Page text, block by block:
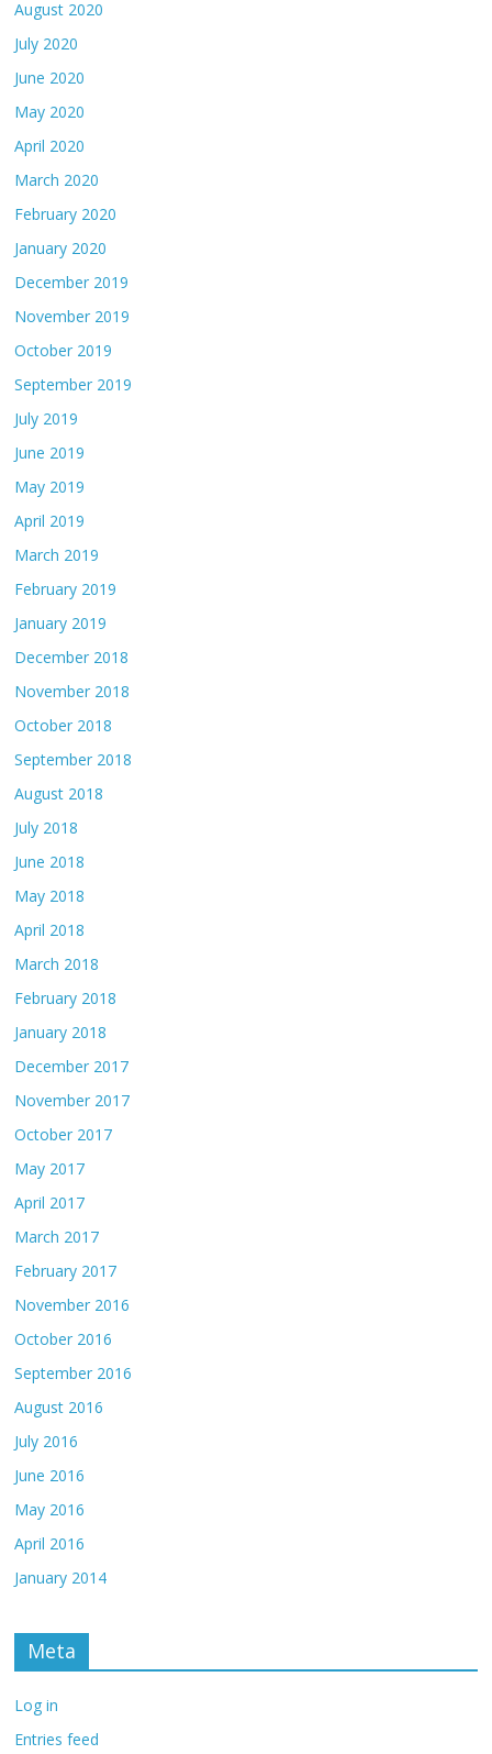
August 2020
July 2020
June 2020
May 2020
April 2020
March 2020
February 2020
January 2020
December 2019
November 2019
October 2019
September 2019
July 2019
June 2019
May 2019
April 2019
March 2019
February 2019
January 2019
December 2018
November 2018
October 2018
September 2018
August 2018
July 2018
June 2018
May 2018
April 2018
March 2018
February 2018
January 2018
December 2017
November 2017
October 2017
May 2017
April 2017
March 2017
February 2017
November 2016
October 2016
September 2016
August 2016
July 2016
June 2016
May 2016
April 2016
January 2014
Meta
Log in
Entries feed